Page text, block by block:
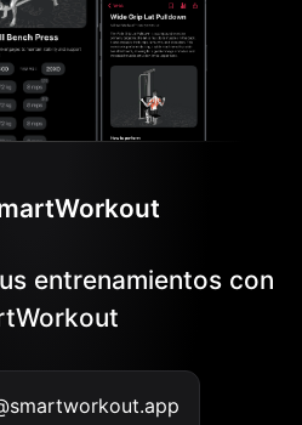
entrenamientos con